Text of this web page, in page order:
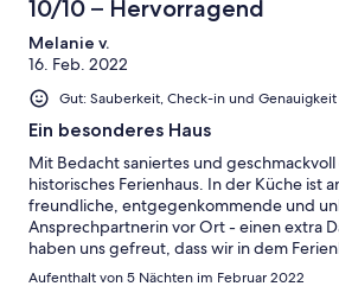
10/10 – Hervorragend
Melanie v.
16. Feb. 2022
Gut: Sauberkeit, Check-in und
Ein besonderes Haus
Mit Bedacht saniertes und
historisches Ferienhaus. In der Küche ist
freundliche, entgegenkommende und
Ansprechpartnerin vor Ort - einen extra
haben uns gefreut, dass wir in dem
unserem Hund willkommen waren.
Aufenthalt von 5 Nächten im Februar 2022